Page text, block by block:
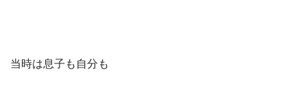
当時は息子も自分も